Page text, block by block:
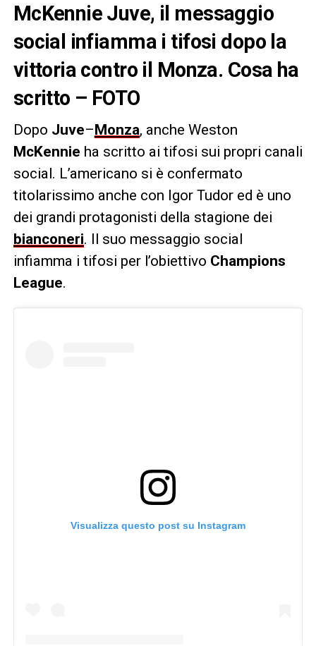
McKennie Juve, il messaggio
social infiamma i tifosi dopo la
vittoria contro il Monza. Cosa ha
scritto – FOTO
Dopo Juve–Monza, anche Weston
McKennie ha scritto ai tifosi sui propri canali
social. L’americano si è confermato
titolarissimo anche con Igor Tudor ed è uno
dei grandi protagonisti della stagione dei
bianconeri. Il suo messaggio social
infiamma i tifosi per l’obiettivo Champions
League.
Visualizza questo post su Instagram